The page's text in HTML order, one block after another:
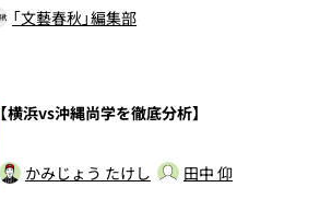
「文藝春秋」編集部
【横浜vs沖縄尚学を徹底分析】
かみじょう たけし 田中 仰